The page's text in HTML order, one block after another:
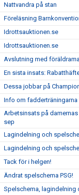
Nattvandra på stan
Föreläsning
Idrottsauktionen.se
Idrottsauktionen.se
Avslutning med
En sista insats:
Dessa jobbar på
Info om fadderträningarna
Arbetsinsats på
sep
Lagindelning och
Lagindelning och
Tack för i helgen!
Ändrat spelschema PSG!
Spelschema, lagindelning